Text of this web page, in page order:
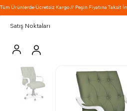
Satış Noktaları